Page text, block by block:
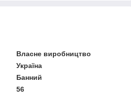
Власне виробництво
Україна
Банний
56